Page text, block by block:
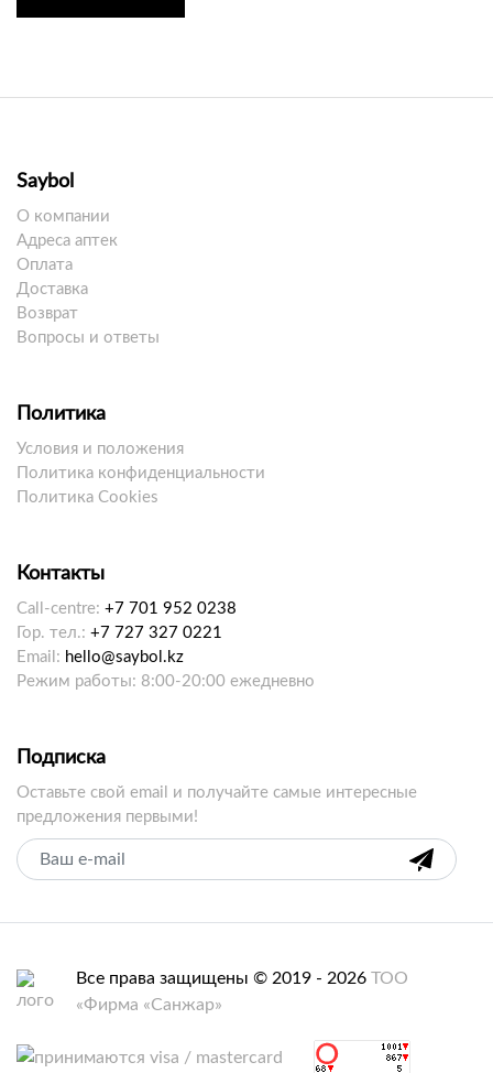
Saybol
О компании
Адреса аптек
Оплата
Доставка
Возврат
Вопросы и ответы
Политика
Условия и положения
Политика конфиденциальности
Политика Cookies
Контакты
Call-centre: +7 701 952 0238
Гор. тел.: +7 727 327 0221
Email: hello@saybol.kz
Режим работы: 8:00-20:00 ежедневно
Подписка
Оставьте свой email и получайте самые интересные
предложения первыми!
Все права защищены © 2019 - 2026 ТОО
«Фирма «Санжар»